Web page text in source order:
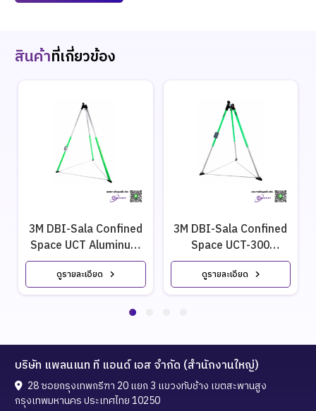
สินค้าที่เกี่ยวข้อง
ดูรายละเอียด
3M DBI-Sala Confined
Space UCT Aluminum
Tripod
ดูรายละเอียด
3M DBI-Sala Confined
Space UCT-300
Aluminum Tripod
บริษัท แพลนเนท ที แอนด์ เอส จำกัด (สำนักงานใหญ่)
28 ซอยกรุงเทพกรีฑา 20 แยก 3 แขวงทับช้าง เขตสะพานสูง
กรุงเทพมหานคร ประเทศไทย 10250